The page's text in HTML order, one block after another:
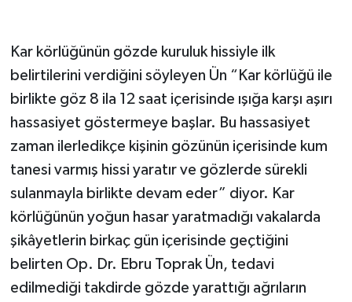
Kar körlüğünün gözde kuruluk hissiyle ilk
belirtilerini verdiğini söyleyen Ün “Kar körlüğü ile
birlikte göz 8 ila 12 saat içerisinde ışığa karşı aşırı
hassasiyet göstermeye başlar. Bu hassasiyet
zaman ilerledikçe kişinin gözünün içerisinde kum
tanesi varmış hissi yaratır ve gözlerde sürekli
sulanmayla birlikte devam eder” diyor. Kar
körlüğünün yoğun hasar yaratmadığı vakalarda
şikâyetlerin birkaç gün içerisinde geçtiğini
belirten Op. Dr. Ebru Toprak Ün, tedavi
edilmediği takdirde gözde yarattığı ağrıların